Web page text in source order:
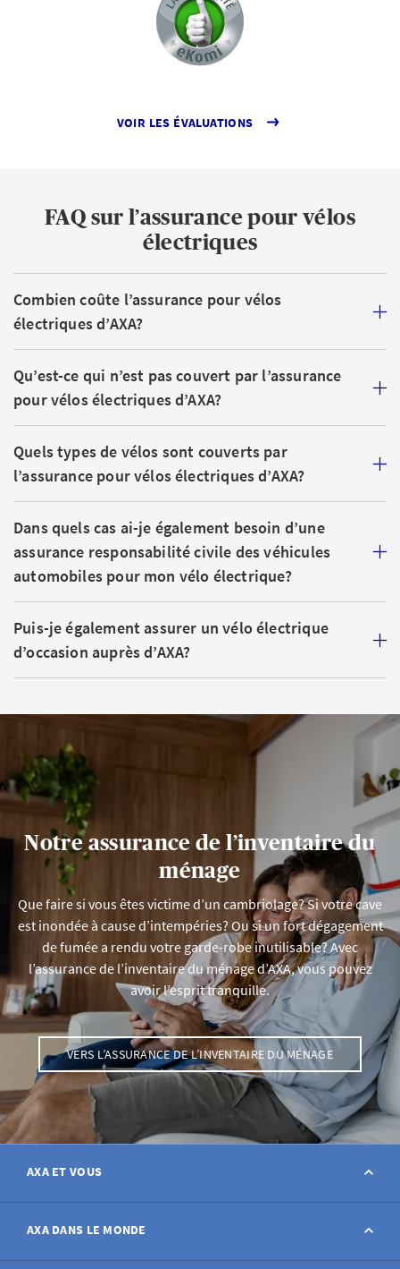
VOIR LES ÉVALUATIONS
FAQ sur l’assurance pour vélos
électriques
Combien coûte l’assurance pour vélos
électriques d’AXA?
Qu’est-ce qui n’est pas couvert par l’assurance
pour vélos électriques d’AXA?
Quels types de vélos sont couverts par
l’assurance pour vélos électriques d’AXA?
Dans quels cas ai-je également besoin d’une
assurance responsabilité civile des véhicules
automobiles pour mon vélo électrique?
Puis-je également assurer un vélo électrique
d’occasion auprès d’AXA?
Notre assurance de l’inventaire du
ménage
Que faire si vous êtes victime d’un cambriolage? Si votre cave
est inondée à cause d’intempéries? Ou si un fort dégagement
de fumée a rendu votre garde-robe inutilisable? Avec
l’assurance de l’inventaire du ménage d’AXA, vous pouvez
avoir l’esprit tranquille.
VERS L’ASSURANCE DE L’INVENTAIRE DU MÉNAGE
AXA ET VOUS
Contact
AXA DANS LE MONDE